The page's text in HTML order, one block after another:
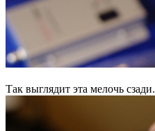
Так выглядит эта мелочь сзади.